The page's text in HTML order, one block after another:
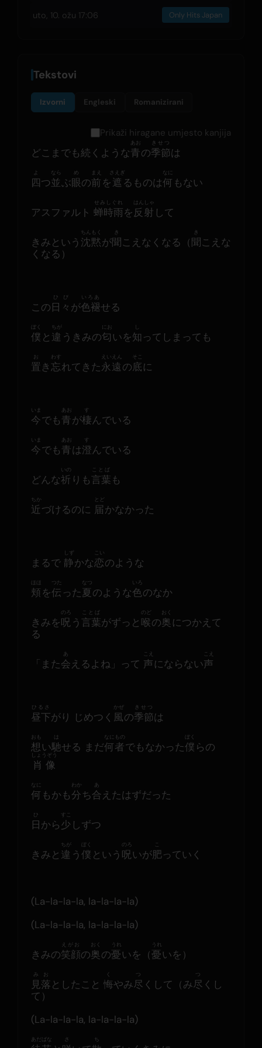
uto, 10. ožu 17:06 Only Hits Japan
Tekstovi
Izvorni Engleski Romanizirani
Prikaži hiragane umjesto kanjija
どこまでも続くような青
あお
の季節
きせつ
は
四
よ
つ並
なら
ぶ眼
め
の前
まえ
を 遮
さえぎ
るものは何
なに
もない
アスファルト 蝉時雨
せみしぐれ
を反射
はんしゃ
して
きみという 沈黙
ちんもく
が聞
き
こえなくなる（聞
き
こえな
くなる）
この日々
ひび
が色褪
いろあ
せる
僕
ぼく
と 違
ちが
うきみの匂
にお
いを知 ってしまっても
置
お
き 忘
わす
れてきた永遠
えいえん
の底
そこ
に
今
いま
でも青
あお
が棲
す
んでいる
今
いま
でも青
あお
は澄
す
んでいる
どんな祈
いの
りも言葉
ことば
も
近
ちか
づけるのに 届
とど
かなかった
まるで 静
しず
かな恋
こい
のような
頬
ほほ
を伝
つた
った夏
なつ
のような色
いろ
のなか
きみを呪
のろ
う 言葉
ことば
がずっと 喉
のど
の奥
おく
につかえて
る
「また会
あ
えるよね」って 声
こえ
にならない声
こえ
昼下
ひるさ
がり じめつく 風
かぜ
の季節
きせつ
は
想
おも
い馳
は
せる まだ何者
なにもの
でもなかった僕
ぼく
らの
肖像
しょうぞう
何
なに
もかも分
わか
ち合
あ
えたはずだった
日
ひ
から 少
すこ
しずつ
きみと 違
ちが
う 僕
ぼく
という 呪
のろ
いが肥
こ
っていく
(La-la-la-la, la-la-la-la)
(La-la-la-la, la-la-la-la)
きみの笑顔
えがお
の奥
おく
の憂
うれ
いを（憂
うれ
いを）
見落
みお
としたこと 悔
く
やみ尽
つ
くして（み尽
つ
くし
て）
(La-la-la-la, la-la-la-la)
あだばな さ ち